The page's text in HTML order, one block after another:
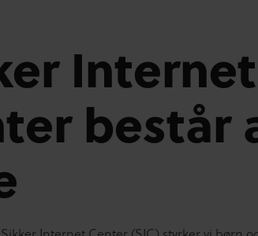
Internet
består